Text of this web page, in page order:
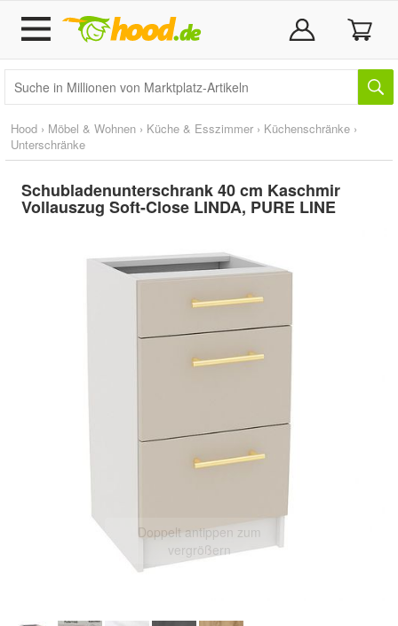
Hood › Möbel & Wohnen › Küche & Esszimmer › Küchenschränke ›
Unterschränke
Schubladenunterschrank 40 cm Kaschmir
Vollauszug Soft-Close LINDA, PURE LINE
Doppelt antippen zum
vergrößern